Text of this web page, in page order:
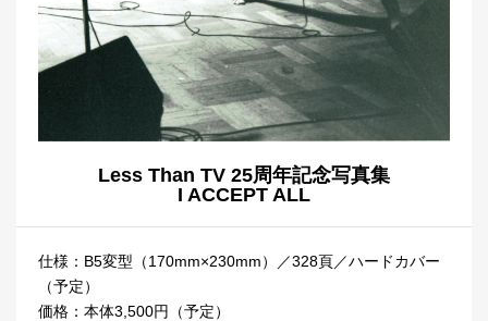
Less Than TV 25周年記念写真集
I ACCEPT ALL
仕様：B5変型（170mm×230mm）／328頁／ハードカバー
（予定）
価格：本体3,500円（予定）